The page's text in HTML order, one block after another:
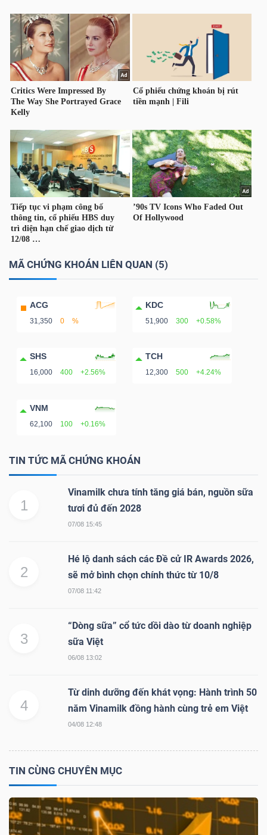
MÃ CHỨNG KHOÁN LIÊN QUAN (5)
ACG
31,350 0 %
KDC
51,900 300 +0.58%
SHS
16,000 400 +2.56%
TCH
12,300 500 +4.24%
VNM
62,100 100 +0.16%
TIN TỨC MÃ CHỨNG KHOÁN
1
Vinamilk chưa tính tăng giá bán, nguồn sữa
tươi đủ đến 2028
07/08 15:45
2
Hé lộ danh sách các Đề cử IR Awards 2026,
sẽ mở bình chọn chính thức từ 10/8
07/08 11:42
3
“Dòng sữa” cổ tức dồi dào từ doanh nghiệp
sữa Việt
06/08 13:02
4
Từ dinh dưỡng đến khát vọng: Hành trình 50
năm Vinamilk đồng hành cùng trẻ em Việt
04/08 12:48
TIN CÙNG CHUYÊN MỤC
SINH
TRÁI
PHIẾU
CÔNG
CỤ
ĐẦU
TƯ
TRUY
XUẤT
LIỆU
(-)
SECTOR
NGUYÊN
NGHIỆP
TIÊU
KHÔNG
THIẾT